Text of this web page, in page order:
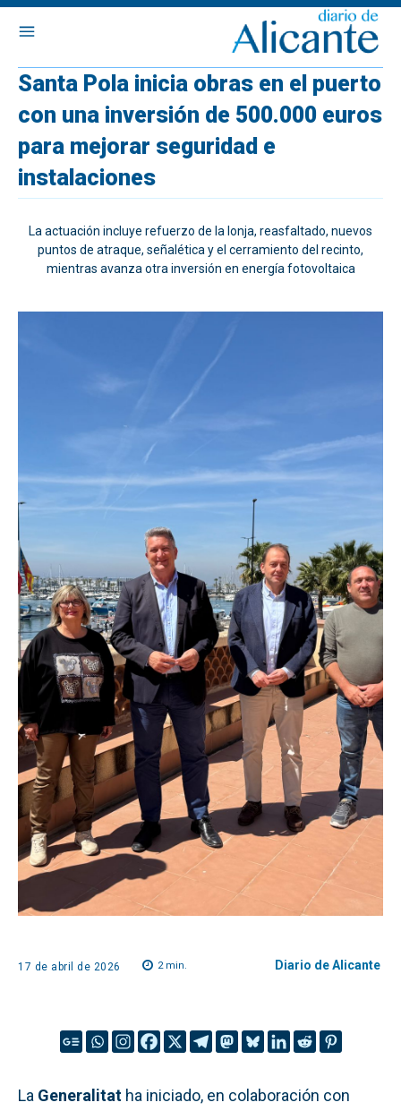
Santa Pola inicia obras en el puerto
con una inversión de 500.000 euros
para mejorar seguridad e
instalaciones
La actuación incluye refuerzo de la lonja, reasfaltado, nuevos
puntos de atraque, señalética y el cerramiento del recinto,
mientras avanza otra inversión en energía fotovoltaica
17 de abril de 2026 2min. Diario de Alicante
La Generalitat ha iniciado, en colaboración con